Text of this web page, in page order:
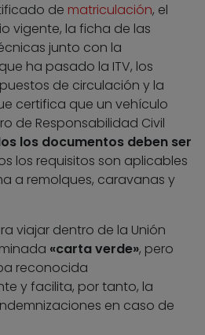
de matriculación, el
vigente, la ficha de las
junto con la
ha pasado la ITV, los
de circulación y la
certifica que un vehículo
de Responsabilidad Civil
los documentos deben ser
los requisitos son aplicables
a remolques, caravanas y
viajar dentro de la Unión
«carta verde», pero
reconocida
y facilita, por tanto, la
en caso de